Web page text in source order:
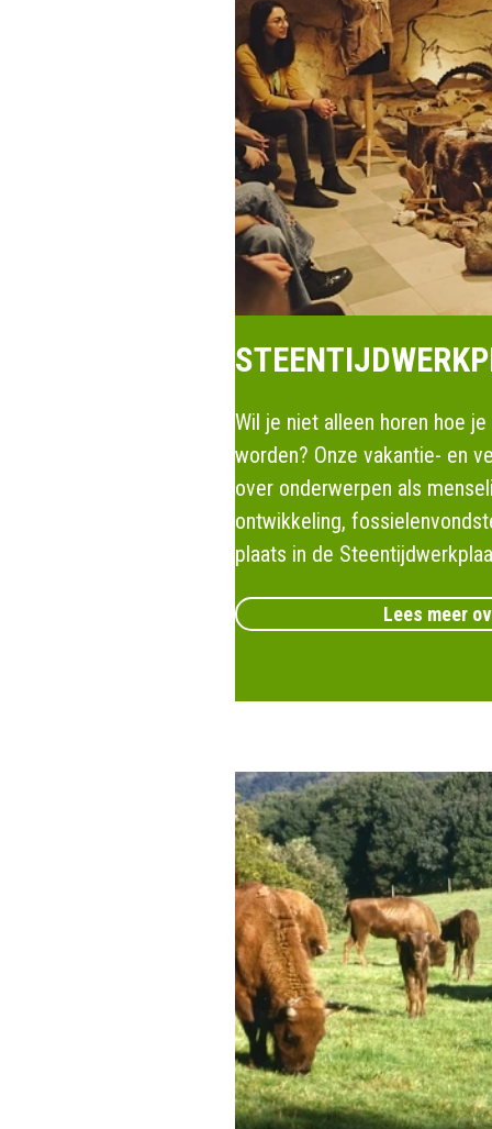
Wil je niet alleen horen hoe
worden? Onze vakantie- en
over onderwerpen als
ontwikkeling,
plaats in de
Lees meer